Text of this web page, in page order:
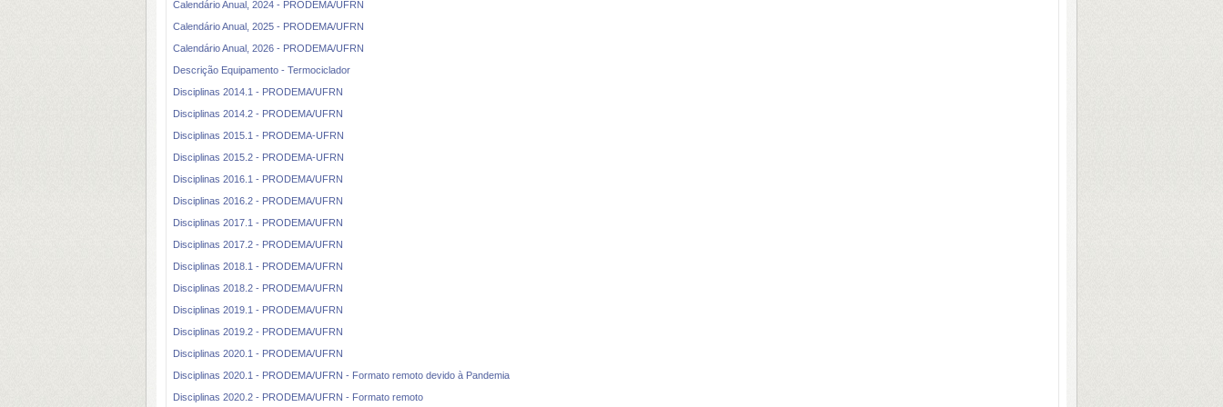
Calendário Anual, 2024 - PRODEMA/UFRN
Calendário Anual, 2025 - PRODEMA/UFRN
Calendário Anual, 2026 - PRODEMA/UFRN
Descrição Equipamento - Termociclador
Disciplinas 2014.1 - PRODEMA/UFRN
Disciplinas 2014.2 - PRODEMA/UFRN
Disciplinas 2015.1 - PRODEMA-UFRN
Disciplinas 2015.2 - PRODEMA-UFRN
Disciplinas 2016.1 - PRODEMA/UFRN
Disciplinas 2016.2 - PRODEMA/UFRN
Disciplinas 2017.1 - PRODEMA/UFRN
Disciplinas 2017.2 - PRODEMA/UFRN
Disciplinas 2018.1 - PRODEMA/UFRN
Disciplinas 2018.2 - PRODEMA/UFRN
Disciplinas 2019.1 - PRODEMA/UFRN
Disciplinas 2019.2 - PRODEMA/UFRN
Disciplinas 2020.1 - PRODEMA/UFRN
Disciplinas 2020.1 - PRODEMA/UFRN - Formato remoto devido à Pandemia
Disciplinas 2020.2 - PRODEMA/UFRN - Formato remoto